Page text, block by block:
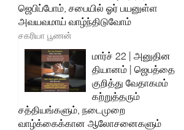
ஜெபிப்போம், சபையில் ஓர் பயனுள்ள
அவயவமாய் வாழ்ந்திடுவோம்
சகரியா பூணன்
மார்ச் 22 | அனுதின
தியானம் | ஜெபத்தை
குறித்து வேதாகமம்
கற்றுத்தரும்
சத்தியங்களும், நடைமுறை
வாழ்க்கைக்கான ஆலோசனைகளும்